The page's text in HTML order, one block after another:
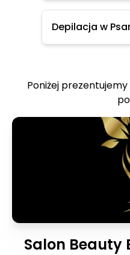
Depilacja w
Poniżej
Salon Beauty